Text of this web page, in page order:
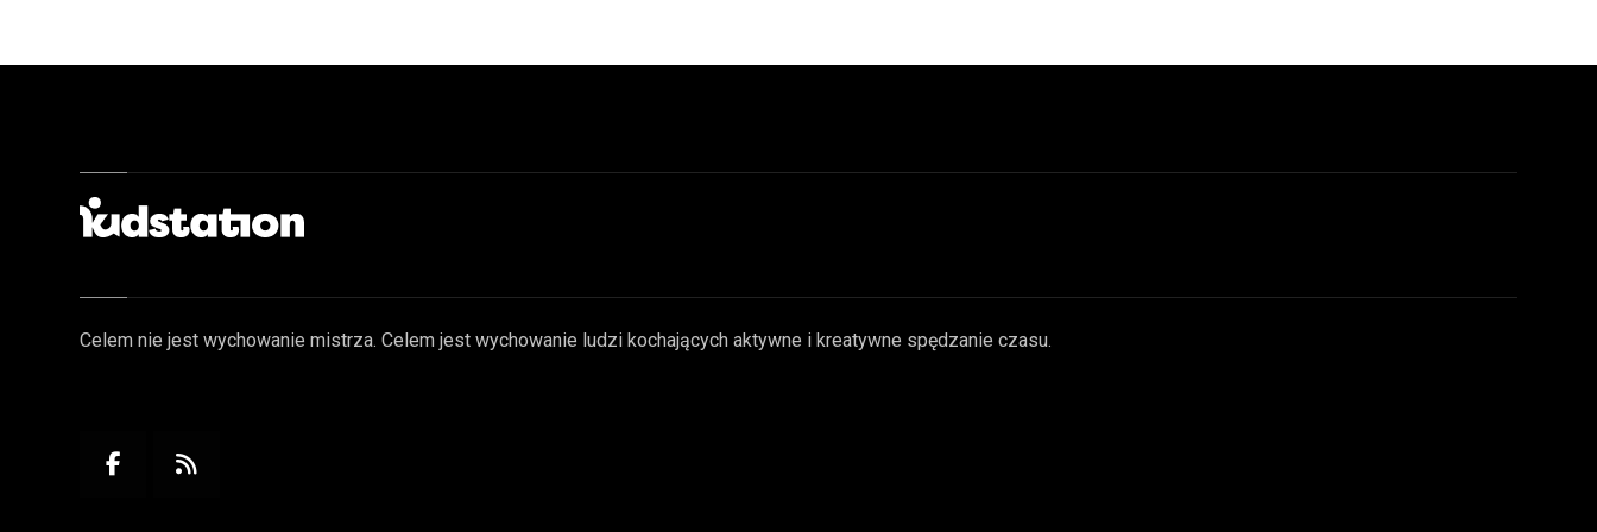
Celem nie jest wychowanie mistrza. Celem jest wychowanie ludzi kochających aktywne i kreatywne spędzanie czasu.